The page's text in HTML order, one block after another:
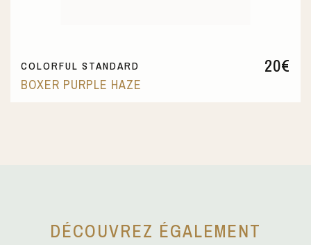
20€
COLORFUL STANDARD
BOXER PURPLE HAZE
DÉCOUVREZ ÉGALEMENT